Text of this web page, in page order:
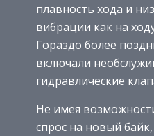
плавность хода и
вибрации как на
Гораздо более
включали
гидравлические
Не имея
спрос на новый